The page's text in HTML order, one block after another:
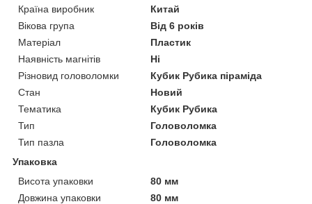
Країна виробник
Китай
Вікова група
Від 6 років
Матеріал
Пластик
Наявність магнітів
Ні
Різновид головоломки
Кубик Рубика піраміда
Стан
Новий
Тематика
Кубик Рубика
Тип
Головоломка
Тип пазла
Головоломка
Упаковка
Висота упаковки
80 мм
Довжина упаковки
80 мм